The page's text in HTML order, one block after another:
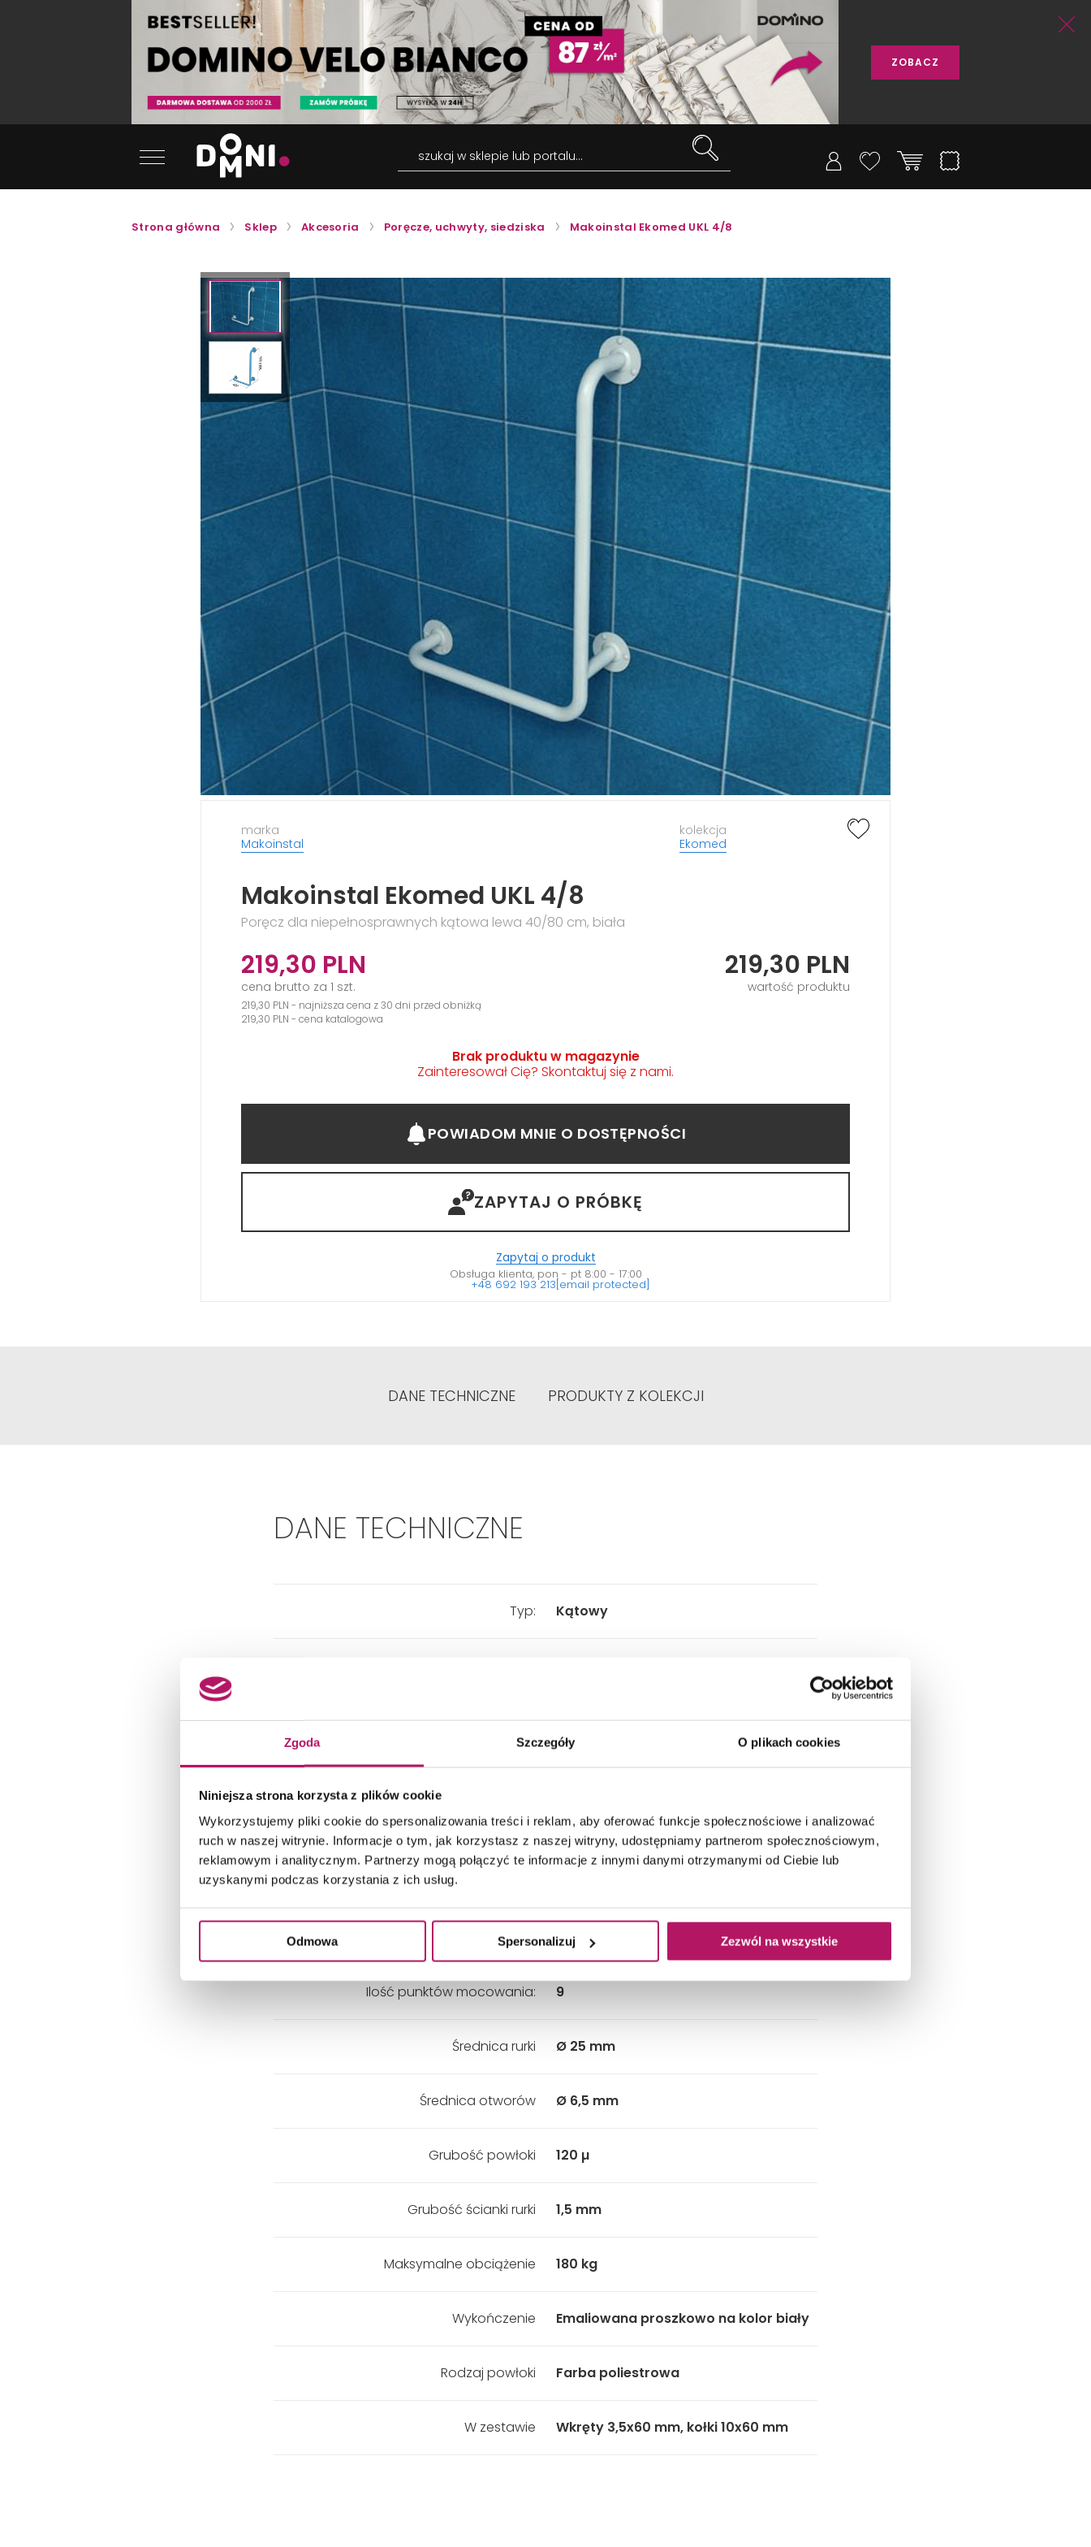
Zgoda Szczegóły O plikach cookies
Niniejsza strona korzysta z plików cookie
Wykorzystujemy pliki cookie do spersonalizowania treści i reklam, aby oferować funkcje społecznościowe i analizować
ruch w naszej witrynie. Informacje o tym, jak korzystasz z naszej witryny, udostępniamy partnerom społecznościowym,
reklamowym i analitycznym. Partnerzy mogą połączyć te informacje z innymi danymi otrzymanymi od Ciebie lub
uzyskanymi podczas korzystania z ich usług.
Odmowa Spersonalizuj Zezwól na wszystkie
ZOBACZ
szukaj w sklepie lub portalu...
Strona główna Sklep Akcesoria Poręcze, uchwyty, siedziska Makoinstal Ekomed UKL 4/8
marka
Makoinstal
kolekcja
Ekomed
Makoinstal Ekomed UKL 4/8
Poręcz dla niepełnosprawnych kątowa lewa 40/80 cm, biała
219,30 PLN
cena brutto za 1 szt.
219,30 PLN
wartość produktu
219,30 PLN - najniższa cena z 30 dni przed obniżką
219,30 PLN - cena katalogowa
Brak produktu w magazynie
Zainteresował Cię? Skontaktuj się z nami.
POWIADOM MNIE O DOSTĘPNOŚCI
ZAPYTAJ O PRÓBKĘ
Zapytaj o produkt
Obsługa klienta, pon - pt 8:00 - 17:00
+48 692 193 213[email protected]
DANE TECHNICZNE PRODUKTY Z KOLEKCJI
DANE TECHNICZNE
Typ: Kątowy
Kształt: Zaokrąglony
Szerokość: 400 mm
Wysokość: 800 mm
Materiał: Stal węglowa
Ilość punktów mocowania: 9
Średnica rurki Ø 25 mm
Średnica otworów Ø 6,5 mm
Grubość powłoki 120 µ
Grubość ścianki rurki 1,5 mm
Maksymalne obciążenie 180 kg
Wykończenie Emaliowana proszkowo na kolor biały
Rodzaj powłoki Farba poliestrowa
W zestawie Wkręty 3,5x60 mm, kołki 10x60 mm